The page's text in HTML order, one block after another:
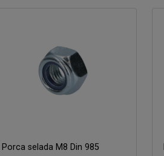
Porca selada M8 Din 985